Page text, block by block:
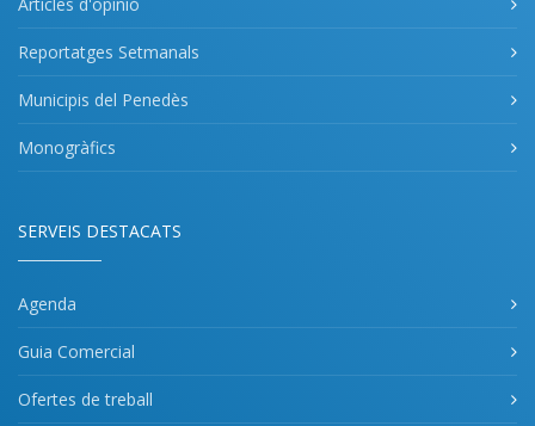
Articles d'opinió
Reportatges Setmanals
Municipis del Penedès
Monogràfics
SERVEIS DESTACATS
Agenda
Guia Comercial
Ofertes de treball